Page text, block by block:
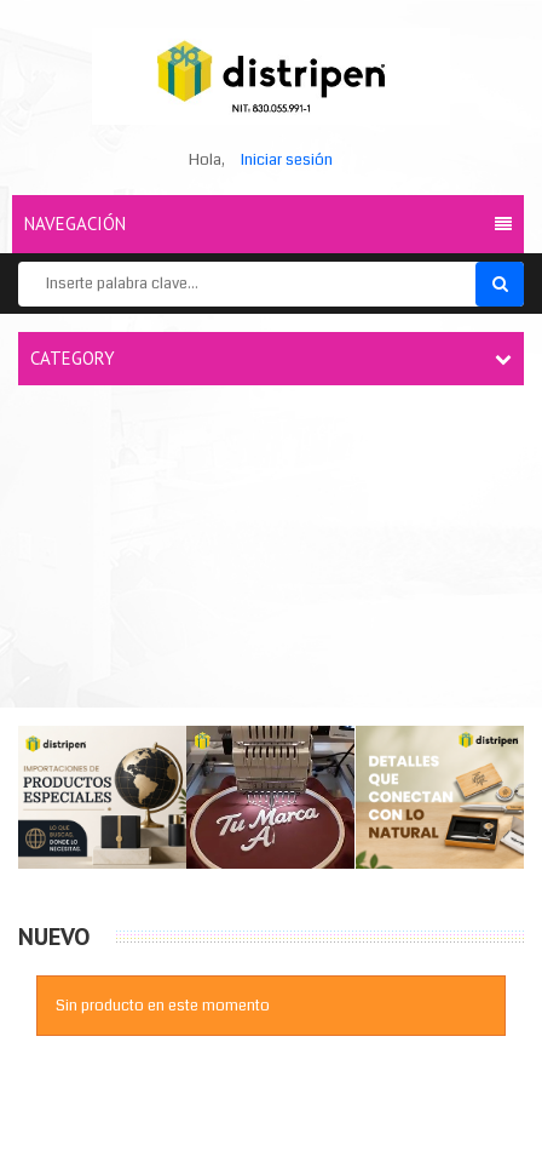
Hola, Iniciar sesión
NAVEGACIÓN
CATEGORY
NUEVO
Sin producto en este momento